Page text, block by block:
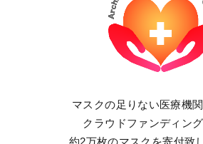
マスクの足りない医療機
クラウドファンディン